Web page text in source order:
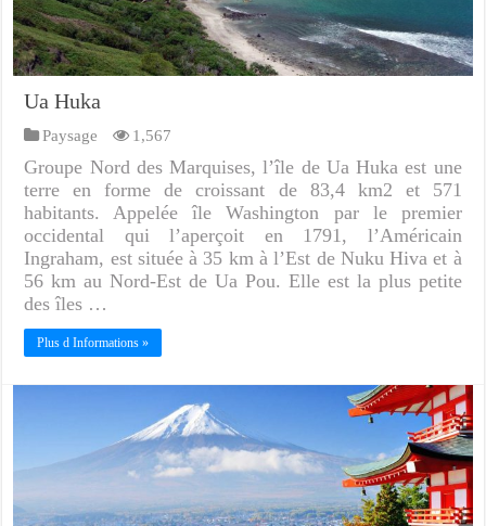
Ua Huka
Paysage 1,567
Groupe Nord des Marquises, l’île de Ua Huka est une
terre en forme de croissant de 83,4 km2 et 571
habitants. Appelée île Washington par le premier
occidental qui l’aperçoit en 1791, l’Américain
Ingraham, est située à 35 km à l’Est de Nuku Hiva et à
56 km au Nord-Est de Ua Pou. Elle est la plus petite
des îles …
Plus d Informations »